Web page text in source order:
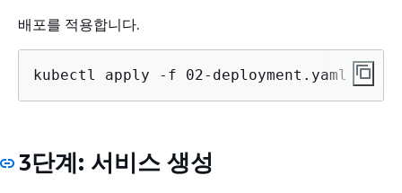
배포를 적용합니다.
kubectl apply -f 02-deployment.yaml
3단계: 서비스 생성